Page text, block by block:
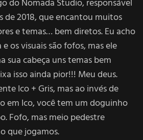
do Nomada Studio, responsável
de 2018, que encantou muitos
e temas… bem diretos. Eu acho
os visuais são fofos, mas ele
sua cabeça uns temas bem
isso ainda pior!!! Meu deus.
Ico + Gris, mas ao invés de
em Ico, você tem um doguinho
Fofo, mas meio pedestre
que jogamos.